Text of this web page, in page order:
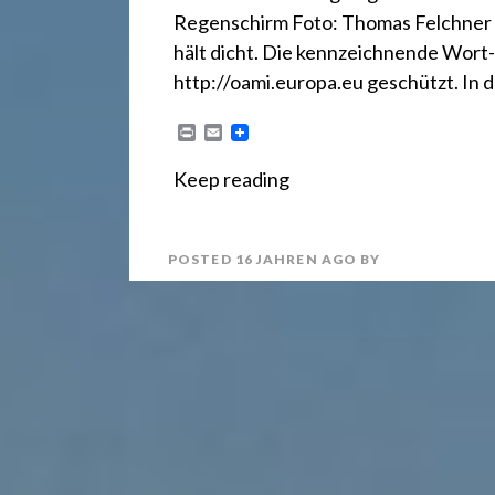
t
Regenschirm Foto: Thomas
hält dicht. Die kennzeichnende
http://oami.europa.eu geschützt. In
n
E
i
Keep reading
POSTED 16 JAHREN AGO BY